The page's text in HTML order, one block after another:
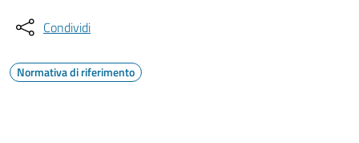
Condividi
Normativa di riferimento